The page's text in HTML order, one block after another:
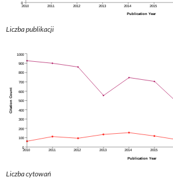
Liczba publikacji
Liczba cytowań